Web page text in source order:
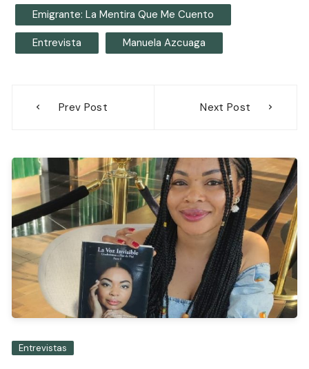
Emigrante: La Mentira Que Me Cuento
Entrevista Manuela Azcuaga
Prev Post Next Post
Entrevistas